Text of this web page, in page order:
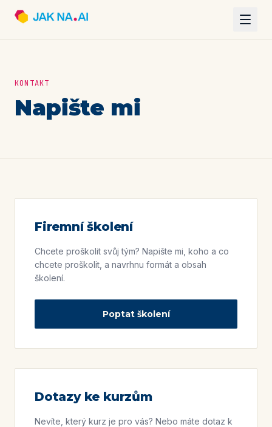
KONTAKT
Napište mi
Firemní školení
Chcete proškolit svůj tým? Napište mi, koho a co
chcete proškolit, a navrhnu formát a obsah
školení.
Poptat školení
Dotazy ke kurzům
Nevíte, který kurz je pro vás? Nebo máte dotaz k